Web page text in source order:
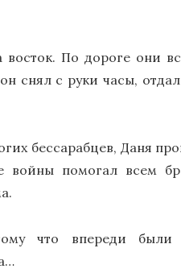
По дороге они
снял с руки часы,
бессарабцев, Даня
войны помогал всем
что впереди были